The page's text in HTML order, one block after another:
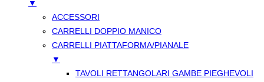
▼
ACCESSORI
CARRELLI DOPPIO MANICO
CARRELLI PIATTAFORMA/PIANALE
▼
TAVOLI RETTANGOLARI GAMBE PIEGHEVOLI